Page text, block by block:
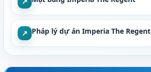
↗ Pháp lý dự án Imperia The Regent